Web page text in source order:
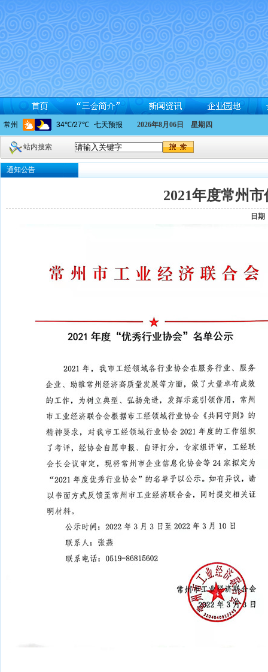
2026年8月06日 星期四
站内搜索
通知公告
2021年度常州
日期